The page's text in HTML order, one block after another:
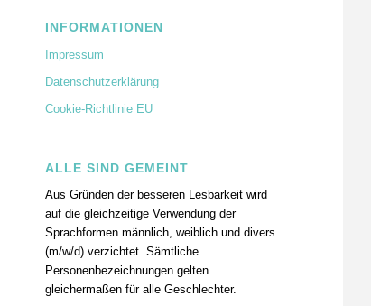
INFORMATIONEN
Impressum
Datenschutzerklärung
Cookie-Richtlinie EU
ALLE SIND GEMEINT
Aus Gründen der besseren Lesbarkeit wird
auf die gleichzeitige Verwendung der
Sprachformen männlich, weiblich und divers
(m/w/d) verzichtet. Sämtliche
Personenbezeichnungen gelten
gleichermaßen für alle Geschlechter.